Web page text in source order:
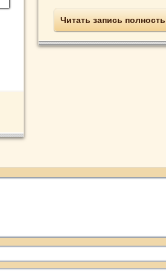
Читать запись